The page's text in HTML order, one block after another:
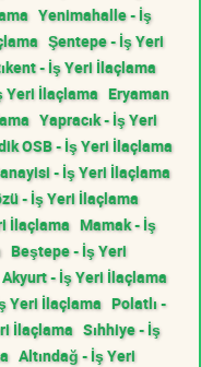
Yenimahalle - İş
Şentepe - İş Yeri
- İş Yeri İlaçlama
Yeri İlaçlama Eryaman
Yapracık - İş Yeri
OSB - İş Yeri İlaçlama
- İş Yeri İlaçlama
- İş Yeri İlaçlama
İlaçlama Mamak - İş
Beştepe - İş Yeri
Akyurt - İş Yeri İlaçlama
Yeri İlaçlama Polatlı -
İlaçlama Sıhhiye - İş
Altındağ - İş Yeri